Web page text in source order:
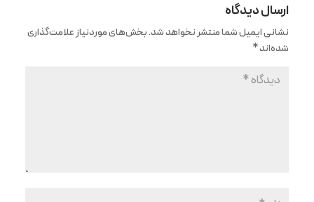
ارسال دیدگاه
نشانی ایمیل شما منتشر نخواهد شد.بخش‌های موردنیاز علامت‌گذاری
شده‌اند*